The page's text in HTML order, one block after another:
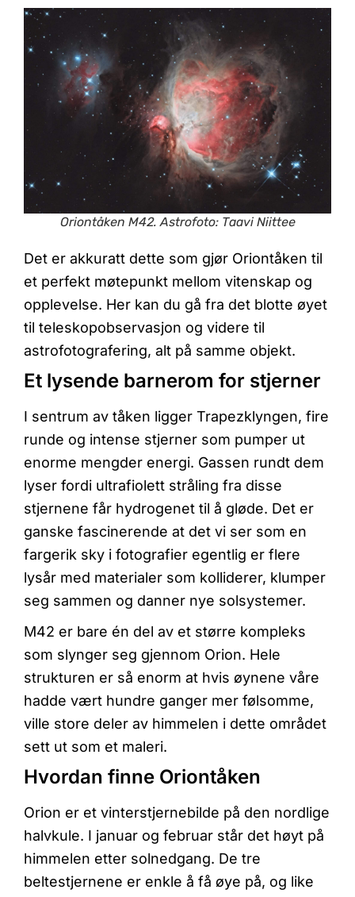
Oriontåken M42. Astrofoto: Taavi Niittee
Det er akkuratt dette som gjør Oriontåken til
et perfekt møtepunkt mellom vitenskap og
opplevelse. Her kan du gå fra det blotte øyet
til teleskopobservasjon og videre til
astrofotografering, alt på samme objekt.
Et lysende barnerom for stjerner
I sentrum av tåken ligger Trapezklyngen, fire
runde og intense stjerner som pumper ut
enorme mengder energi. Gassen rundt dem
lyser fordi ultrafiolett stråling fra disse
stjernene får hydrogenet til å gløde. Det er
ganske fascinerende at det vi ser som en
fargerik sky i fotografier egentlig er flere
lysår med materialer som kolliderer, klumper
seg sammen og danner nye solsystemer.
M42 er bare én del av et større kompleks
som slynger seg gjennom Orion. Hele
strukturen er så enorm at hvis øynene våre
hadde vært hundre ganger mer følsomme,
ville store deler av himmelen i dette området
sett ut som et maleri.
Hvordan finne Oriontåken
Orion er et vinterstjernebilde på den nordlige
halvkule. I januar og februar står det høyt på
himmelen etter solnedgang. De tre
beltestjernene er enkle å få øye på, og like